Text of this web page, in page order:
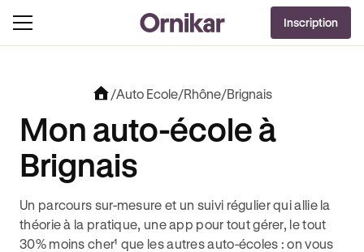
OFFRE EXCLUSIVE
+ 3 MOIS DEEZER PREMIUM OFFERTS* !JUSQU’À 170€ OFFERTS AVEC
J'EN PROFITE !
Inscription
/Auto Ecole/Rhône/Brignais
Mon auto-école à
Brignais
Un parcours sur-mesure et un suivi régulier qui allie la
théorie à la pratique, une app pour tout gérer, le tout
30% moins cher¹ que les autres auto-écoles : on vous